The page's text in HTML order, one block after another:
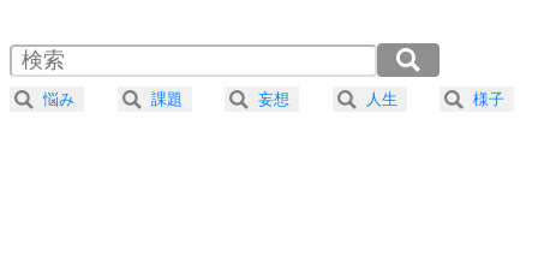
4 器の大きい人は、怒りを優しさで表現する。
プラス思考
2.0倍速 （206KB 52秒）
2.5倍速 （165KB 42秒）
3.0倍速 （138KB 35秒）
悩み 課題 妄想 人生 様子